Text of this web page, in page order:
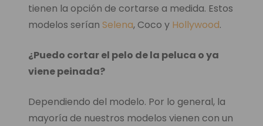
tienen la opción de cortarse a medida. Estos
modelos serían Selena, Coco y Hollywood.
¿Puedo cortar el pelo de la peluca o ya
viene peinada?
Dependiendo del modelo. Por lo general, la
mayoría de nuestros modelos vienen con un